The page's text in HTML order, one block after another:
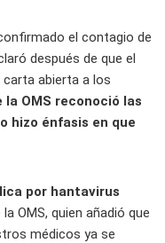
el contagio de
después de que el
carta abierta a los
la OMS reconoció las
hizo énfasis en que
por hantavirus
OMS, quien añadió que
médicos ya se